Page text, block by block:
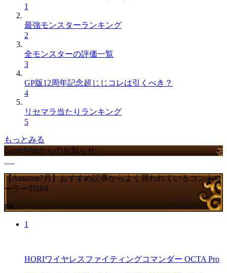
1
最強モンスターランキング
2
全モンスターの評価一覧
3
GP版12周年記念超じじコレは引くべき？
4
リセマラ当たりランキング
5
もっとみる
GameWithからのお知らせ
【Amazon7月】おすすめ記事からよく買われているコントロ
ーラーTOP4
PR
1
HORIワイヤレスファイティングコマンダー OCTA Pro